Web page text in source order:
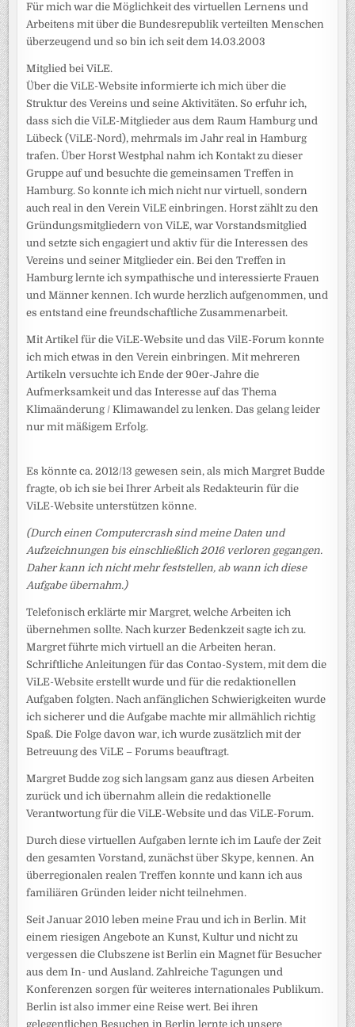
Für mich war die Möglichkeit des virtuellen Lernens und
Arbeitens mit über die Bundesrepublik verteilten Menschen
überzeugend und so bin ich seit dem 14.03.2003
Mitglied bei ViLE.
Über die ViLE-Website informierte ich mich über die
Struktur des Vereins und seine Aktivitäten. So erfuhr ich,
dass sich die ViLE-Mitglieder aus dem Raum Hamburg und
Lübeck (ViLE-Nord), mehrmals im Jahr real in Hamburg
trafen. Über Horst Westphal nahm ich Kontakt zu dieser
Gruppe auf und besuchte die gemeinsamen Treffen in
Hamburg. So konnte ich mich nicht nur virtuell, sondern
auch real in den Verein ViLE einbringen. Horst zählt zu den
Gründungsmitgliedern von ViLE, war Vorstandsmitglied
und setzte sich engagiert und aktiv für die Interessen des
Vereins und seiner Mitglieder ein. Bei den Treffen in
Hamburg lernte ich sympathische und interessierte Frauen
und Männer kennen. Ich wurde herzlich aufgenommen, und
es entstand eine freundschaftliche Zusammenarbeit.
Mit Artikel für die ViLE-Website und das VilE-Forum konnte
ich mich etwas in den Verein einbringen. Mit mehreren
Artikeln versuchte ich Ende der 90er-Jahre die
Aufmerksamkeit und das Interesse auf das Thema
Klimaänderung / Klimawandel zu lenken. Das gelang leider
nur mit mäßigem Erfolg.
Es könnte ca. 2012/13 gewesen sein, als mich Margret Budde
fragte, ob ich sie bei Ihrer Arbeit als Redakteurin für die
ViLE-Website unterstützen könne.
(Durch einen Computercrash sind meine Daten und
Aufzeichnungen bis einschließlich 2016 verloren gegangen.
Daher kann ich nicht mehr feststellen, ab wann ich diese
Aufgabe übernahm.)
Telefonisch erklärte mir Margret, welche Arbeiten ich
übernehmen sollte. Nach kurzer Bedenkzeit sagte ich zu.
Margret führte mich virtuell an die Arbeiten heran.
Schriftliche Anleitungen für das Contao-System, mit dem die
ViLE-Website erstellt wurde und für die redaktionellen
Aufgaben folgten. Nach anfänglichen Schwierigkeiten wurde
ich sicherer und die Aufgabe machte mir allmählich richtig
Spaß. Die Folge davon war, ich wurde zusätzlich mit der
Betreuung des ViLE – Forums beauftragt.
Margret Budde zog sich langsam ganz aus diesen Arbeiten
zurück und ich übernahm allein die redaktionelle
Verantwortung für die ViLE-Website und das ViLE-Forum.
Durch diese virtuellen Aufgaben lernte ich im Laufe der Zeit
den gesamten Vorstand, zunächst über Skype, kennen. An
überregionalen realen Treffen konnte und kann ich aus
familiären Gründen leider nicht teilnehmen.
Seit Januar 2010 leben meine Frau und ich in Berlin. Mit
einem riesigen Angebote an Kunst, Kultur und nicht zu
vergessen die Clubszene ist Berlin ein Magnet für Besucher
aus dem In- und Ausland. Zahlreiche Tagungen und
Konferenzen sorgen für weiteres internationales Publikum.
Berlin ist also immer eine Reise wert. Bei ihren
gelegentlichen Besuchen in Berlin lernte ich unsere